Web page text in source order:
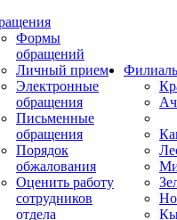
Формы
обращений
Личный прием
Электронные
обращения
Письменные
обращения
Порядок
обжалования
Оценить работу
сотрудников
отдела